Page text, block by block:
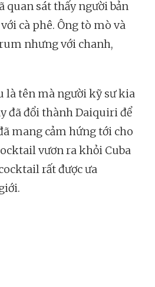
quan sát thấy người bản
cà phê. Ông tò mò và
nhưng với chanh,
là tên mà người kỹ sư kia
đã đổi thành Daiquiri để
mang cảm hứng tới cho
vươn ra khỏi Cuba
rất được ưa